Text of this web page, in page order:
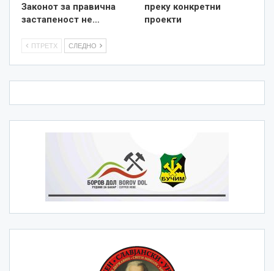
Законот за правична
застапеност не…
преку конкретни
проекти
ПТРЕТХ СЛЕДНО